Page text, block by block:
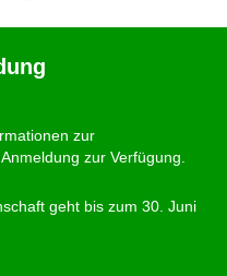
zur
zur Verfügung.
geht bis zum 30. Juni